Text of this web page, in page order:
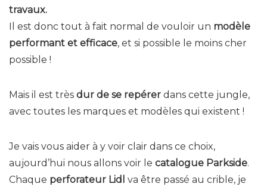
travaux.
Il est donc tout à fait normal de vouloir un modèle
performant et efficace, et si possible le moins cher
possible !
Mais il est très dur de se repérer dans cette jungle,
avec toutes les marques et modèles qui existent !
Je vais vous aider à y voir clair dans ce choix,
aujourd’hui nous allons voir le catalogue Parkside.
Chaque perforateur Lidl va être passé au crible, je